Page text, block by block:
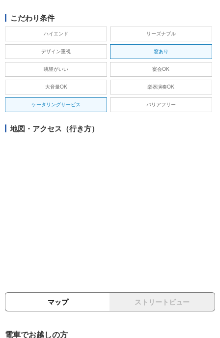
こだわり条件
ハイエンド リーズナブル
デザイン重視 窓あり
眺望がいい 宴会OK
大音量OK 楽器演奏OK
ケータリングサービス バリアフリー
地図・アクセス（行き方）
マップ ストリートビュー
電車でお越しの方